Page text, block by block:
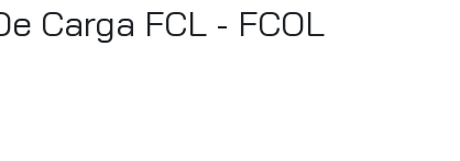
Carga FCL - FCOL